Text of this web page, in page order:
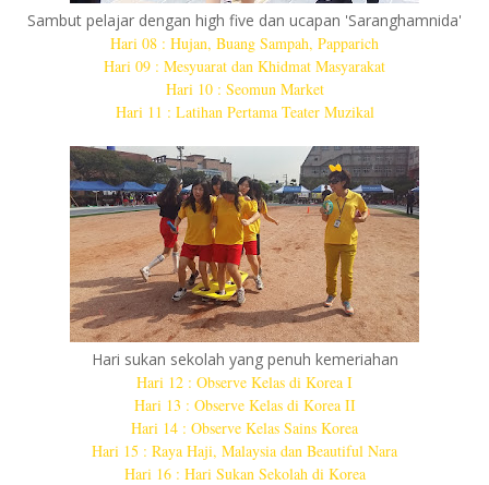
Sambut pelajar dengan high five dan ucapan 'Saranghamnida'
Hari 08 : Hujan, Buang Sampah, Papparich
Hari 09 : Mesyuarat dan Khidmat Masyarakat
Hari 10 : Seomun Market
Hari 11 : Latihan Pertama Teater Muzikal
Hari sukan sekolah yang penuh kemeriahan
Hari 12 : Observe Kelas di Korea I
Hari 13 : Observe Kelas di Korea II
Hari 14 : Observe Kelas Sains Korea
Hari 15 : Raya Haji, Malaysia dan Beautiful Nara
Hari 16 : Hari Sukan Sekolah di Korea